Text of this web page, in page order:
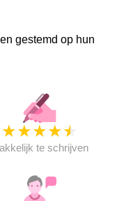
gestemd op hun
★★★★★
te schrijven